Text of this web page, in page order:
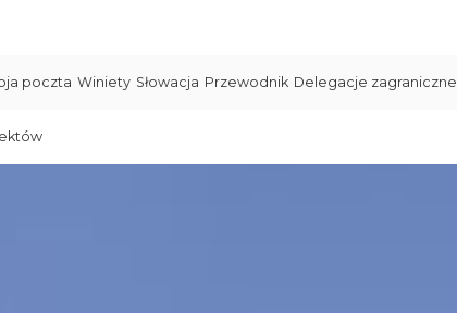
poczta Winiety Słowacja Przewodnik Delegacje zagraniczne